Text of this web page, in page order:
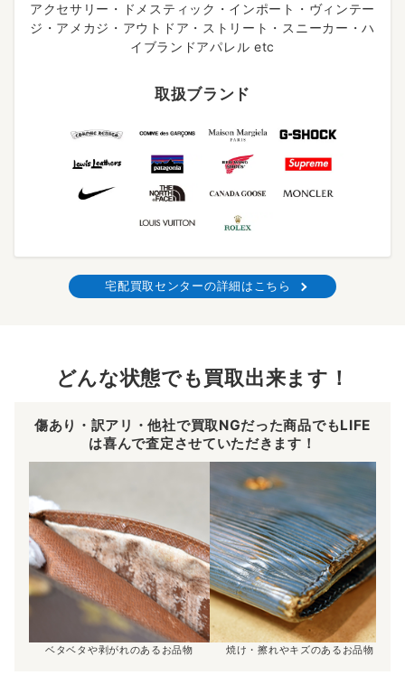
アクセサリー・ドメスティック・インポート・ヴィンテー
ジ・アメカジ・アウトドア・ストリート・スニーカー・ハ
イブランドアパレル etc
取扱ブランド
宅配買取センターの詳細はこちら
どんな状態でも買取出来ます！
傷あり・訳アリ・他社で買取NGだった商品でもLIFE
は喜んで査定させていただきます！
ベタベタや剥がれのあるお品物 焼け・擦れやキズのあるお品物